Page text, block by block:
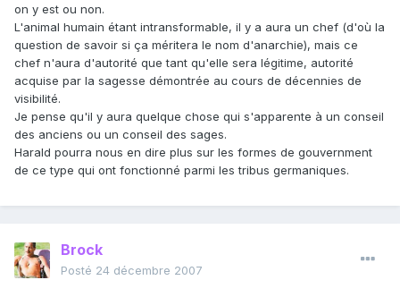
on y est ou non.
L'animal humain étant intransformable, il y a aura un chef (d'où la
question de savoir si ça méritera le nom d'anarchie), mais ce
chef n'aura d'autorité que tant qu'elle sera légitime, autorité
acquise par la sagesse démontrée au cours de décennies de
visibilité.
Je pense qu'il y aura quelque chose qui s'apparente à un conseil
des anciens ou un conseil des sages.
Harald pourra nous en dire plus sur les formes de gouvernment
de ce type qui ont fonctionné parmi les tribus germaniques.
Brock
Posté 24 décembre 2007